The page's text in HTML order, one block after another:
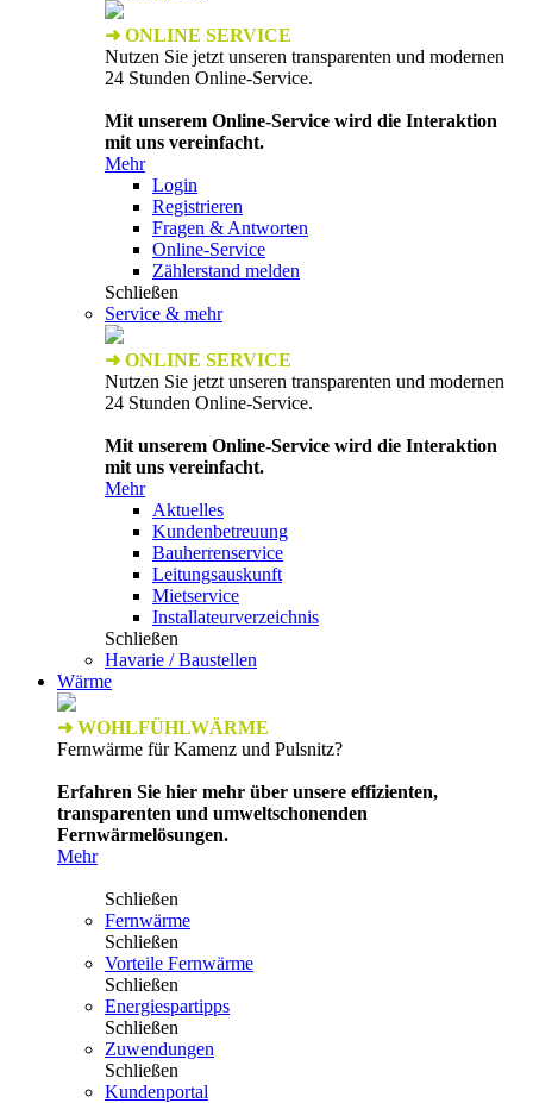
➜ ONLINE SERVICE
Nutzen Sie jetzt unseren transparenten und modernen
24 Stunden Online-Service.
Mit unserem Online-Service wird die Interaktion
mit uns vereinfacht.
Mehr
Login
Registrieren
Fragen & Antworten
Online-Service
Zählerstand melden
Schließen
Service & mehr
➜ ONLINE SERVICE
Nutzen Sie jetzt unseren transparenten und modernen
24 Stunden Online-Service.
Mit unserem Online-Service wird die Interaktion
mit uns vereinfacht.
Mehr
Aktuelles
Kundenbetreuung
Bauherrenservice
Leitungsauskunft
Mietservice
Installateurverzeichnis
Schließen
Havarie / Baustellen
Wärme
➜ WOHLFÜHLWÄRME
Fernwärme für Kamenz und Pulsnitz?
Erfahren Sie hier mehr über unsere effizienten,
transparenten und umweltschonenden
Fernwärmelösungen.
Mehr
Schließen
Fernwärme
Schließen
Vorteile Fernwärme
Schließen
Energiespartipps
Schließen
Zuwendungen
Schließen
Kundenportal